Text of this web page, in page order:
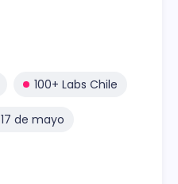
100+ Labs Chile
17 de mayo